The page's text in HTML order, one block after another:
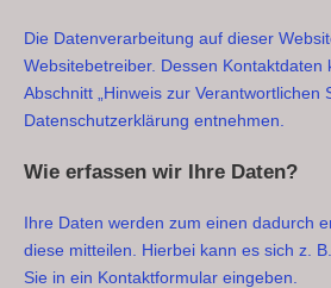
Die Datenverarbeitung auf dieser
Websitebetreiber. Dessen Kontaktdaten
Abschnitt „Hinweis zur Verantwortlichen
Datenschutzerklärung entnehmen.
Wie erfassen wir Ihre Daten?
Ihre Daten werden zum einen dadurch
diese mitteilen. Hierbei kann es sich z.
Sie in ein Kontaktformular eingeben.